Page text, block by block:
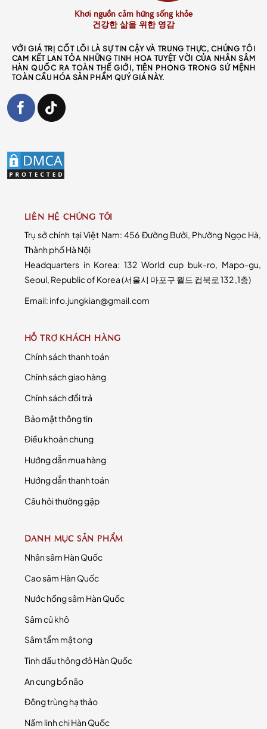
Khơi nguồn cảm hứng sống khỏe
건강한 삶을 위한 영감
VỚI GIÁ TRỊ CỐT LÕI LÀ SỰ TIN CẬY VÀ TRUNG THỰC, CHÚNG TÔI
CAM KẾT LAN TỎA NHỮNG TINH HOA TUYỆT VỜI CỦA NHÂN SÂM
HÀN QUỐC RA TOÀN THẾ GIỚI, TIÊN PHONG TRONG SỨ MỆNH
TOÀN CẦU HÓA SẢN PHẨM QUÝ GIÁ NÀY.
LIÊN HỆ CHÚNG TÔI
Trụ sở chính tại Việt Nam: 456 Đường Bưởi, Phường Ngọc Hà,
Thành phố Hà Nội
Headquarters in Korea: 132 World cup buk-ro, Mapo-gu,
Seoul, Republic of Korea (서울시 마포구 월드 컵북로 132 ,1층)
Email: info.jungkian@gmail.com
HỖ TRỢ KHÁCH HÀNG
Chính sách thanh toán
Chính sách giao hàng
Chính sách đổi trả
Bảo mật thông tin
Điều khoản chung
Hướng dẫn mua hàng
Hướng dẫn thanh toán
Câu hỏi thường gặp
DANH MỤC SẢN PHẨM
Nhân sâm Hàn Quốc
Cao sâm Hàn Quốc
Nước hồng sâm Hàn Quốc
Sâm củ khô
Sâm tẩm mật ong
Tinh dầu thông đỏ Hàn Quốc
An cung bổ não
Đông trùng hạ thảo
Nấm linh chi Hàn Quốc